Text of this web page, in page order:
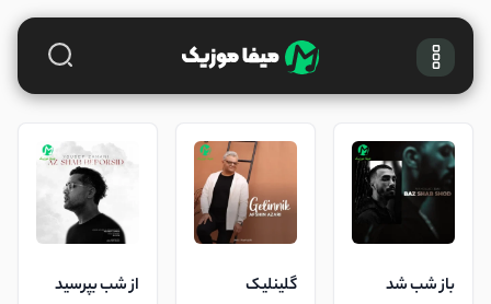
باز شب شد گلینلیک از شب بپرسید